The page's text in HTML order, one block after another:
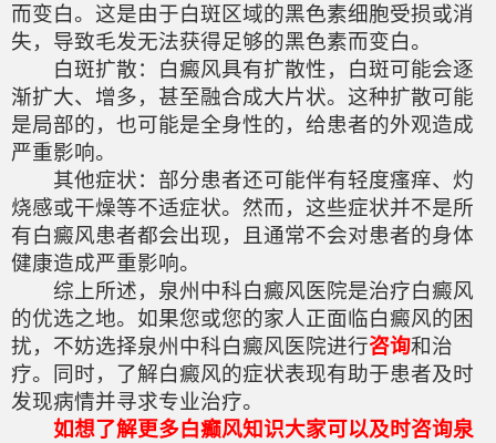
而变白。这是由于白斑区域的黑色素细胞受损或消
失，导致毛发无法获得足够的黑色素而变白。
白斑扩散：白癜风具有扩散性，白斑可能会逐
渐扩大、增多，甚至融合成大片状。这种扩散可能
是局部的，也可能是全身性的，给患者的外观造成
严重影响。
其他症状：部分患者还可能伴有轻度瘙痒、灼
烧感或干燥等不适症状。然而，这些症状并不是所
有白癜风患者都会出现，且通常不会对患者的身体
健康造成严重影响。
综上所述，泉州中科白癜风医院是治疗白癜风
的优选之地。如果您或您的家人正面临白癜风的困
扰，不妨选择泉州中科白癜风医院进行咨询和治
疗。同时，了解白癜风的症状表现有助于患者及时
发现病情并寻求专业治疗。
如想了解更多白癫风知识大家可以及时咨询泉